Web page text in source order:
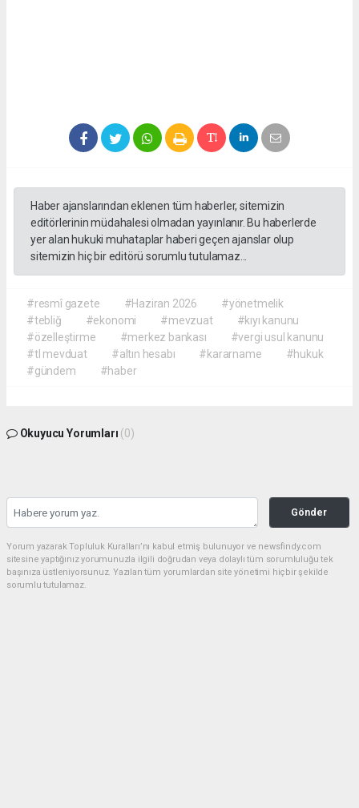
Haber ajanslarından eklenen tüm haberler, sitemizin
editörlerinin müdahalesi olmadan yayınlanır. Bu haberlerde
yer alan hukuki muhataplar haberi geçen ajanslar olup
sitemizin hiç bir editörü sorumlu tutulamaz...
#resmî gazete #Haziran 2026
#yönetmelik
#tebliğ
#ekonomi #mevzuat
#kıyı kanunu
#özelleştirme
#merkez bankası
#vergi usul kanunu
#tl mevduat
#altın hesabı #kararname
#hukuk
#gündem
#haber
Okuyucu Yorumları (0)
Gönder
Yorum yazarak Topluluk Kuralları’nı kabul etmiş bulunuyor ve newsfindy.com
sitesine yaptığınız yorumunuzla ilgili doğrudan veya dolaylı tüm sorumluluğu tek
başınıza üstleniyorsunuz. Yazılan tüm yorumlardan site yönetimi hiçbir şekilde
sorumlu tutulamaz.